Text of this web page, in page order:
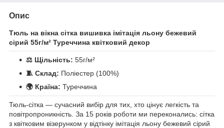
Опис
Тюль на вікна сітка вишивка імітація льону бежевий
сірий 55г/м² Туреччина квітковий декор
⚖️ Щільність: 55г/м²
🧵 Склад: Поліестер (100%)
🌍 Країна: Туреччина
Тюль-сітка — сучасний вибір для тих, хто цінує легкість та
повітропроникність. За 15 років роботи ми переконались: сітка
з квітковим візерунком у відтінку імітація льону бежевий сірий